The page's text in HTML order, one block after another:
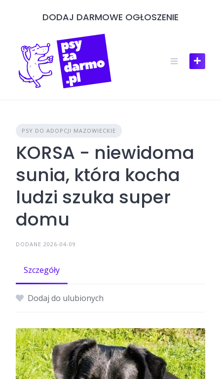
DODAJ DARMOWE OGŁOSZENIE
PSY DO ADOPCJI MAZOWIECKIE
KORSA - niewidoma
sunia, która kocha
ludzi szuka super
domu
DODANE 2026-04-09
Szczegóły
Dodaj do ulubionych